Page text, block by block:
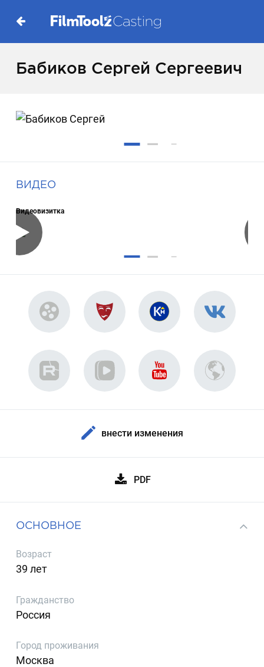
Бабиков Сергей Сергеевич
ВИДЕО
Видеовизитка
внести изменения
PDF
ОСНОВНОЕ
Возраст
39 лет
Гражданство
Россия
Город проживания
Москва